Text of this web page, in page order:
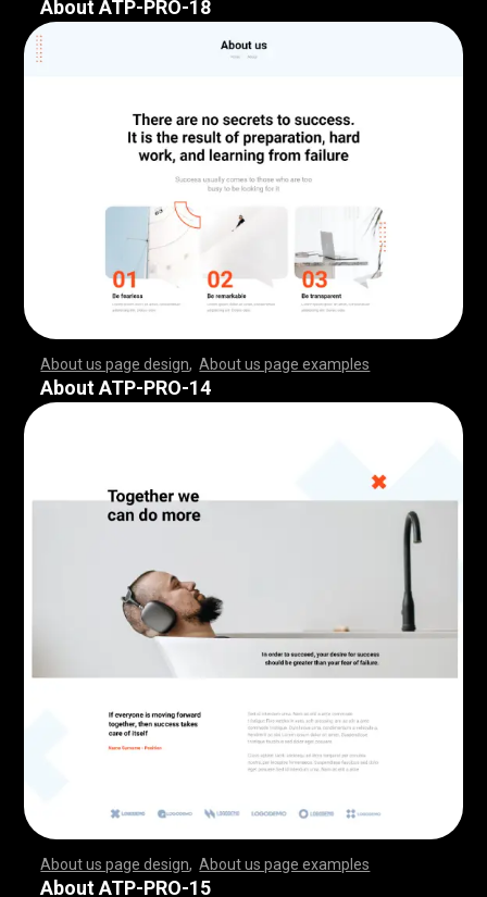
About ATP-PRO-18
About us page design ,About us page examples
,,,,,,,,,,,,,,,,,,,,,,,, ,,,,,,,,,,,,,,,,,,,,,,,,,,,
,,,,,,,,,,,,,,,,,,,,,,,, ,,,,,,,,,,,,,,,,,,,,,,,,,,,
,,,,,,,,,,,,,,,,,,,,,,,, ,,,,,,,,,,,,,,,,,,,,,,,,,,,
,,,,,,,,,,,,,,,,,,,,,,,, ,,,,,,,,,,,,,,,,,,,,,,,,,,,
,,,,,,,,,,,,,,,,,,,,,,,, ,,,,,,,,,,,,,,,,,,,,,,,,,,,
,,,,,,,,,,,,,,,,,,,,,,,, ,,,,,,,,,,,,,,,,,,,,,,,,,,,
,,,,,,,,,,,,,,,,,,,,,,,, ,,,,,,,,,,,,,,,,,,,,,,,,,,,
,,,,,,,,,,,,,,,,,,,,,,,, ,,,,,,,,,,,,
About ATP-PRO-14
About us page design ,About us page examples
,,,,,,,,,,,,,,,,,,,,,,,, ,,,,,,,,,,,,,,,,,,,,,,,,,,,
,,,,,,,,,,,,,,,,,,,,,,,, ,,,,,,,,,,,,,,,,,,,,,,,,,,,
,,,,,,,,,,,,,,,,,,,,,,,, ,,,,,,,,,,,,,,,,,,,,,,,,,,,
,,,,,,,,,,,,,,,,,,,,,,,, ,,,,,,,,,,,,,,,,,,,,,,,,,,,
,,,,,,,,,,,,,,,,,,,,,,,, ,,,,,,,,,,,,,,,,,,,,,,,,,,,
,,,,,,,,,,,,,,,,,,,,,,,, ,,,,,,,,,,,,,,,,,,,,,,,,,,,
,,,,,,,,,,,,,,,,,,,,,,,, ,,,,,,,,,,,,,,,,,,,,,,,,,,,
,,,,,,,,,,,,,,,,,,,,,,,, ,,,,,,,,,,,,
About ATP-PRO-15